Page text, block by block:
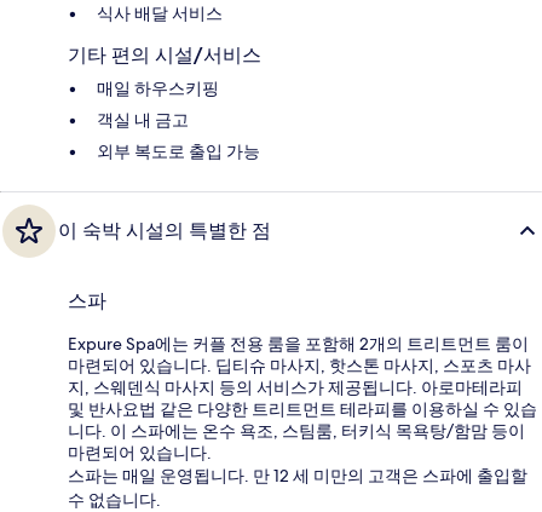
식사 배달 서비스
기타 편의 시설/서비스
매일 하우스키핑
객실 내 금고
외부 복도로 출입 가능
이 숙박 시설의 특별한 점
스파
Expure Spa에는 커플 전용 룸을 포함해 2개의 트리트먼트 룸이
마련되어 있습니다. 딥티슈 마사지, 핫스톤 마사지, 스포츠 마사
지, 스웨덴식 마사지 등의 서비스가 제공됩니다. 아로마테라피
및 반사요법 같은 다양한 트리트먼트 테라피를 이용하실 수 있습
니다. 이 스파에는 온수 욕조, 스팀룸, 터키식 목욕탕/함맘 등이
마련되어 있습니다.
스파는 매일 운영됩니다. 만 12 세 미만의 고객은 스파에 출입할
수 없습니다.